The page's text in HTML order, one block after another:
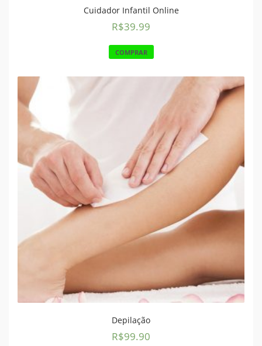
Cuidador Infantil Online
R$39.99
COMPRAR
Depilação
R$99.90